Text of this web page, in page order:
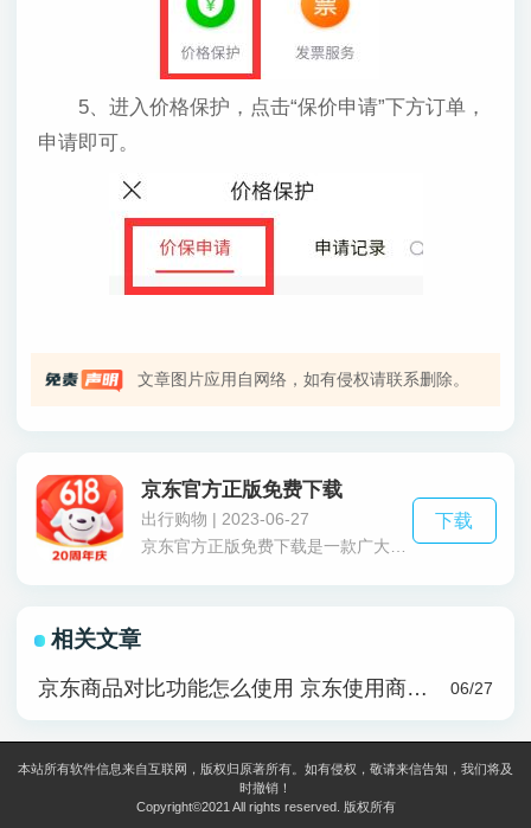
5、进入价格保护，点击“保价申请”下方订单，
申请即可。
文章图片应用自网络，如有侵权请联系删除。
京东官方正版免费下载
出行购物 | 2023-06-27
下载
相关文章
京东商品对比功能怎么使用 京东使用商品对比功能使用方法 06/27
本站所有软件信息来自互联网，版权归原著所有。如有侵权，敬请来信告知，我们将及
时撤销！
Copyright©2021 All rights reserved. 版权所有